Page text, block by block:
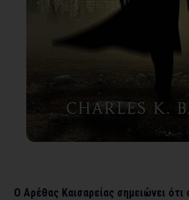
Ο Αρέθας Καισαρείας σημειώνει